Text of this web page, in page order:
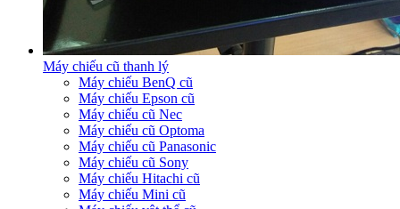
Máy chiếu cũ thanh lý
Máy chiếu BenQ cũ
Máy chiếu Epson cũ
Máy chiếu cũ Nec
Máy chiếu cũ Optoma
Máy chiếu cũ Panasonic
Máy chiếu cũ Sony
Máy chiếu Hitachi cũ
Máy chiếu Mini cũ